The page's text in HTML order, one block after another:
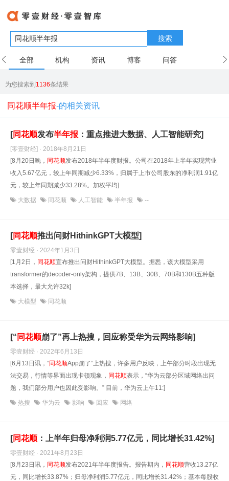
搜索
全部 机构 资讯 博客 问答
为您搜索到1136条结果
同花顺半年报-的相关资讯
[同花顺发布半年报 ：重点推进大数据、人工智能研究]
[零壹财经] · 2018年8月21日
[8月20日晚， 同花顺发布2018年半年度财报。公司在2018年上半年实现营业
收入5.67亿元，较上年同期减少6.33%，归属于上市公司股东的净利润1.91亿
元，较上年同期减少33.28%。加权平均]
大数据 同花顺 人工智能 半年报 --
[同花顺推出问财HithinkGPT大模型]
零壹财经 · 2024年1月3日
[1月2日， 同花顺宣布推出问财HithinkGPT大模型。据悉，该大模型采用
transformer的decoder-only架构，提供7B、13B、30B、70B和130B五种版
本选择，最大允许32k]
大模型 同花顺
[“ 同花顺崩了”再上热搜，回应称受华为云网络影响]
零壹财经 · 2022年6月13日
[6月13日讯，“同花顺App崩了”上热搜，许多用户反映，上午部分时段出现无
法交易，行情等界面出现卡顿现象， 同花顺表示，“华为云部分区域网络出问
题，我们部分用户也因此受影响。” 目前，华为云上午11:]
热搜 华为云 影响 回应 网络
[同花顺 ：上半年归母净利润5.77亿元，同比增长31.42%]
零壹财经 · 2021年8月23日
[8月23日讯， 同花顺发布2021年半年度报告。报告期内， 同花顺营收13.27亿
元，同比增长33.87%；归母净利润5.77亿元，同比增长31.42%；基本每股收